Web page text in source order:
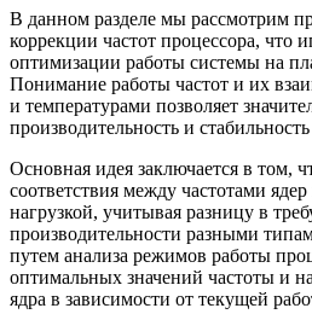
В данном разделе мы рассмотрим
коррекции частот процессора, что
оптимизации работы системы на
Понимание работы частот и их
и температурами позволяет
производительность и
Основная идея заключается в том,
соответствия между частотами
нагрузкой, учитывая разницу в
производительности разными
путем анализа режимов работы
оптимальных значений частоты и
ядра в зависимости от текущей